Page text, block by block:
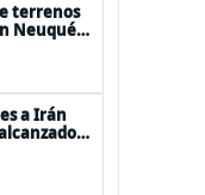
terrenos
Neuquén
a Irán